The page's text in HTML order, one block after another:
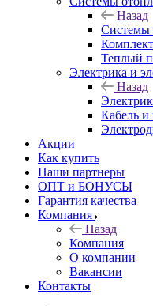
Назад
Системы
Теплый
Электрика и
Назад
Кабель
Акции
Как купить
Наши партнеры
ОПТ и БОНУСЫ
Гарантия качества
Компания
Назад
Компания
О компании
Вакансии
Контакты